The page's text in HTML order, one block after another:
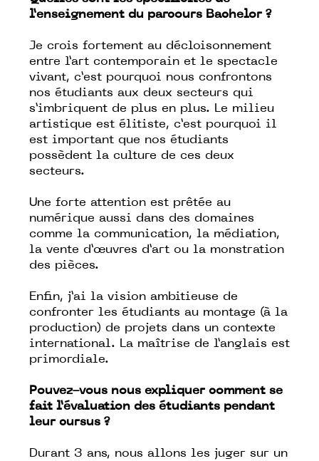
l’enseignement du parcours Bachelor ?
Je crois fortement au décloisonnement
entre l’art contemporain et le spectacle
vivant, c’est pourquoi nous confrontons
nos étudiants aux deux secteurs qui
s’imbriquent de plus en plus. Le milieu
artistique est élitiste, c’est pourquoi il
est important que nos étudiants
possèdent la culture de ces deux
secteurs.
Une forte attention est prêtée au
numérique aussi dans des domaines
comme la communication, la médiation,
la vente d’œuvres d’art ou la monstration
des pièces.
Enfin, j’ai la vision ambitieuse de
confronter les étudiants au montage (à la
production) de projets dans un contexte
international. La maîtrise de l’anglais est
primordiale.
Pouvez-vous nous expliquer comment se
fait l’évaluation des étudiants pendant
leur cursus ?
Durant 3 ans, nous allons les juger sur un